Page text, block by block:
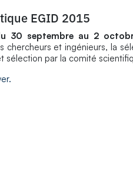
EGID 2015
30 septembre au 2
chercheurs et ingénieurs, la
sélection par la comité